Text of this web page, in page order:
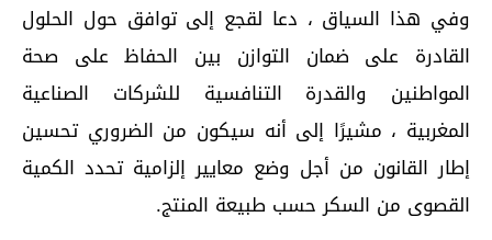
وفي هذا السياق ، دعا لقجع إلى توافق حول الحلول
القادرة على ضمان التوازن بين الحفاظ على صحة
المواطنين والقدرة التنافسية للشركات الصناعية
المغربية ، مشيرًا إلى أنه سيكون من الضروري تحسين
إطار القانون من أجل وضع معايير إلزامية تحدد الكمية
القصوى من السكر حسب طبيعة المنتج.